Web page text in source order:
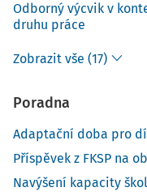
Odborný výcvik v
druhu práce
Zobrazit vše (17)
Poradna
Adaptační doba pro
Příspěvek z FKSP na
Navýšení kapacity